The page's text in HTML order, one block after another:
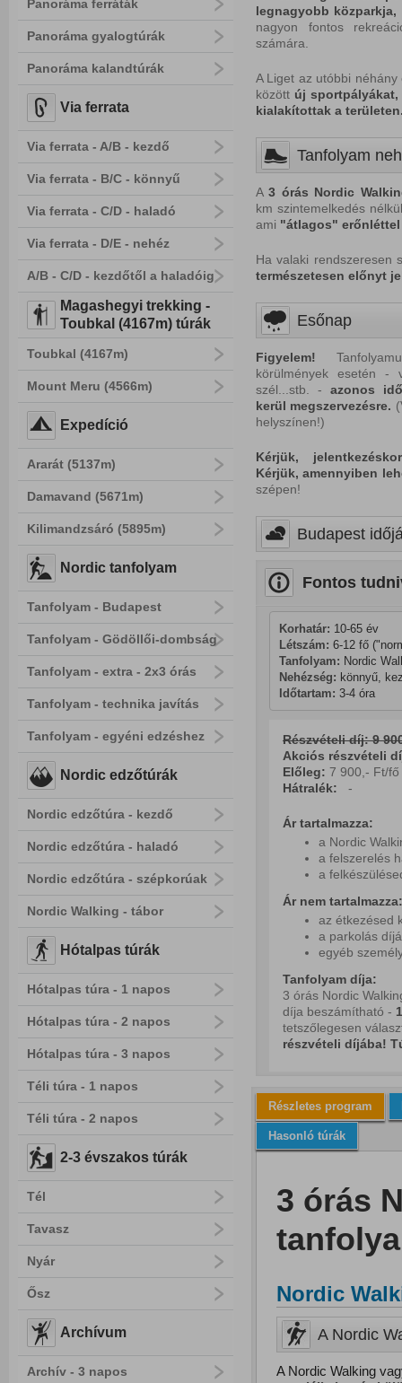
Panoráma ferráták
Panoráma gyalogtúrák
Panoráma kalandtúrák
Via ferrata
Via ferrata - A/B - kezdő
Via ferrata - B/C - könnyű
Via ferrata - C/D - haladó
Via ferrata - D/E - nehéz
A/B - C/D - kezdőtől a haladóig
Magashegyi trekking -
Toubkal (4167m) túrák
Toubkal (4167m)
Mount Meru (4566m)
Expedíció
Ararát (5137m)
Damavand (5671m)
Kilimandzsáró (5895m)
Nordic tanfolyam
Tanfolyam - Budapest
Tanfolyam - Gödöllői-dombság
Tanfolyam - extra - 2x3 órás
Tanfolyam - technika javítás
Tanfolyam - egyéni edzéshez
Nordic edzőtúrák
Nordic edzőtúra - kezdő
Nordic edzőtúra - haladó
Nordic edzőtúra - szépkorúak
Nordic Walking - tábor
Hótalpas túrák
Hótalpas túra - 1 napos
Hótalpas túra - 2 napos
Hótalpas túra - 3 napos
Téli túra - 1 napos
Téli túra - 2 napos
2-3 évszakos túrák
Tél
Tavasz
Nyár
Ősz
Archívum
Archív - 3 napos
legnagyobb közparkja,
nagyon fontos
számára.
A Liget az utóbbi néhány
között új
kialakítottak a
Tanfolyam
A3 órás Nordic
km szintemelkedés
ami "átlagos"
Ha valaki rendszeresen
természetesen előnyt
Esőnap
Figyelem!
körülmények esetén -
szél...stb. - azonos
kerül megszervezésre. (
helyszínen!)
Kérjük,
Kérjük, amennyiben
szépen!
Budapest
Fontos
Korhatár: 10-65 év
Létszám: 6-12 fő
Tanfolyam: Nordic
Nehézség: könnyű,
Időtartam: 3-4 óra
Részvételi díj: 9
Akciós részvételi
Előleg: 7 900,- Ft/
Hátralék: -
Ár tartalmazza:
a Nordic
a felszerelés
a
Ár nem tartalmazza:
az étkezésed
a parkolás
egyéb
Tanfolyam díja:
3 órás Nordic
díja beszámítható -
tetszőlegesen
részvételi díjába!
Részletes program
Hasonló túrák
3 órás
Nordic
A Nordic
A Nordic Walking